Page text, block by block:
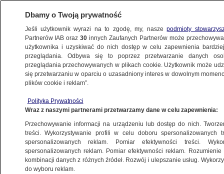
POLSKA
Mitologia Wołynia. Skąd bierze się
problem z ekshumacjami szczątków
ofiar?
Tomasz Słomczyński
28.11.2024, 14:31
Dbamy o Twoją prywatność
Jeśli użytkownik wyrazi na to zgodę, my, naszepodmioty
Partnerów IAB oraz30 innych Zaufanych Partnerów może
użytkownika i uzyskiwać do nich dostęp w celu zapewnienia
przeglądania. Odbywa się to poprzez przetwarzanie danych
przeglądania przechowywanych w plikach cookie. Użytkownik może
się przetwarzaniu w oparciu o uzasadniony interes w dowolnym
plików cookie i reklam”.
Polityka Prywatności
Wraz z naszymi partnerami przetwarzamy dane w celu zapewnienia:
Przechowywanie informacji na urządzeniu lub dostęp do nich.
treści. Wykorzystywanie profili w celu doboru spersonalizowanych
spersonalizowanych reklam. Pomiar efektywności treści.
spersonalizowanych reklam. Pomiar efektywności reklam.
kombinacji danych z różnych źródeł. Rozwój i ulepszanie usług.
do wyboru reklam.